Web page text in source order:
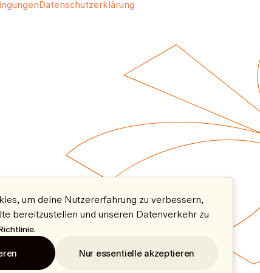
Datenschutzerklärung
um deine Nutzererfahrung zu verbessern,
bereitzustellen und unseren Datenverkehr zu
.
Nur essentielle akzeptieren